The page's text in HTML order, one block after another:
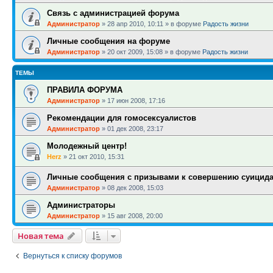
Связь с администрацией форума
Администратор » 28 апр 2010, 10:11 » в форуме Радость жизни
Личные сообщения на форуме
Администратор » 20 окт 2009, 15:08 » в форуме Радость жизни
ТЕМЫ
ПРАВИЛА ФОРУМА
Администратор » 17 июн 2008, 17:16
Рекомендации для гомосексуалистов
Администратор » 01 дек 2008, 23:17
Молодежный центр!
Herz » 21 окт 2010, 15:31
Личные сообщения с призывами к совершению суицида
Администратор » 08 дек 2008, 15:03
Администраторы
Администратор » 15 авг 2008, 20:00
Новая тема
Вернуться к списку форумов